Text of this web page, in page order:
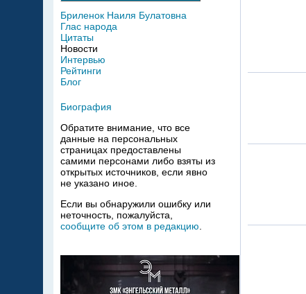
Бриленок Наиля Булатовна
Глас народа
Цитаты
Новости
Интервью
Рейтинги
Блог
Биография
Обратите внимание, что все
данные на персональных
страницах предоставлены
самими персонами либо взяты из
открытых источников, если явно
не указано иное.
Если вы обнаружили ошибку или
неточность, пожалуйста,
сообщите об этом в редакцию